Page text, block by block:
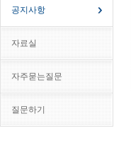
공지사항
자료실
자주묻는질문
질문하기